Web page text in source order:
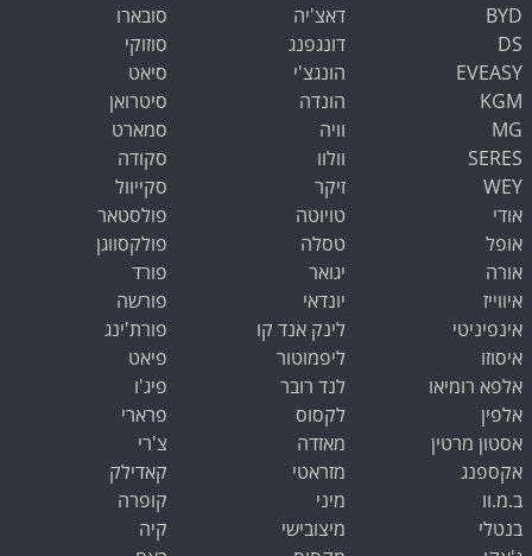
BYD
DS
EVEASY
KGM
MG
SERES
WEY
אודי
אופל
אורה
איווייז
אינפיניטי
איסוזו
אלפא רומיאו
אלפין
אסטון מרטין
אקספנג
ב.מ.וו
בנטלי
דאצ'יה
דונגפנג
הונגצ'י
הונדה
וויה
וולוו
זיקר
טויוטה
טסלה
יגואר
יונדאי
לינק אנד קו
ליפמוטור
לנד רובר
לקסוס
מאזדה
מזראטי
מיני
מיצובישי
סובארו
סוזוקי
סיאט
סיטרואן
סמארט
סקודה
סקייוול
פולסטאר
פולקסווגן
פורד
פורשה
פורת'ינג
פיאט
פיג'ו
פרארי
צ'רי
קאדילק
קופרה
קיה
שלום 👋 אני
הצ'אטבוט של האתר!
צריך עזרה? התחל